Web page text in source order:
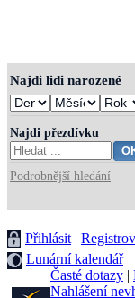
Najdi lidi narozené
Najdi přezdívku
Podrobnější hledání
Přihlásit |
Lunární kalendář
Časté dotazy |
Nahlášení